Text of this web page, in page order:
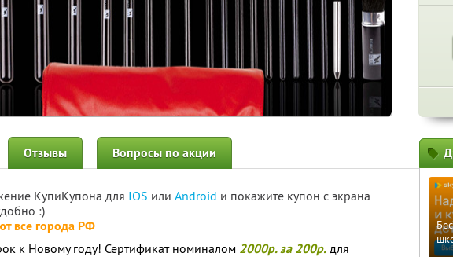
Отзывы Вопросы по акции
КупиКупона для IOS или Android и покажите купон с экрана
:)
все города РФ
к Новому году! Сертификат номиналом 2000р. за 200р. для